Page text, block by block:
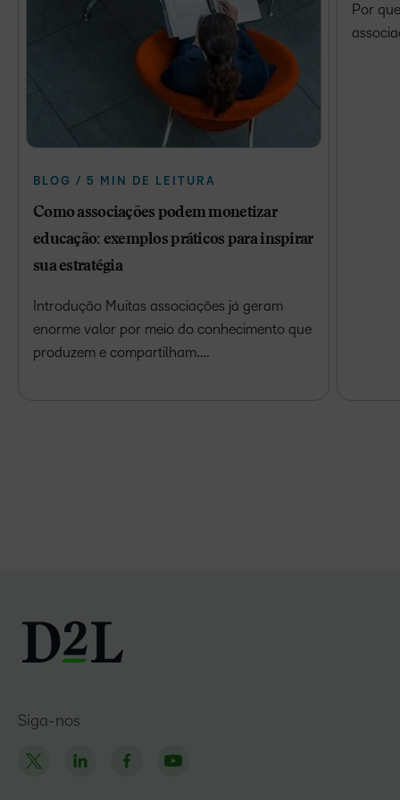
BLOG / 5 MIN DE LEITURA
Como associações podem monetizar
educação: exemplos práticos para inspirar
sua estratégia
Introdução Muitas associações já geram
enorme valor por meio do conhecimento que
produzem e compartilham.…
Por
Siga-nos